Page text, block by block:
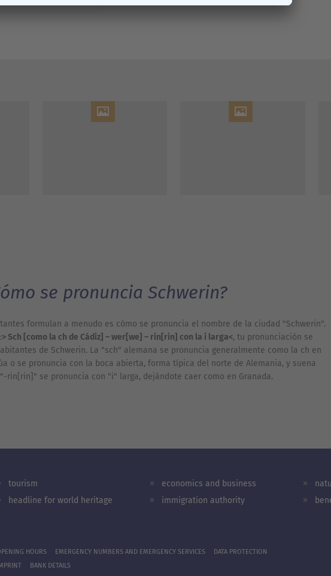
se pronuncia Schwerin?
formulan a menudo es cómo se pronuncia el nombre de la ciudad "Schwerin".
> Sch [como la ch de Cádiz] – wer[we] – rin[rin] con la i larga<, tu pronunciación se
de Schwerin. La "sch" alemana se pronuncia generalmente como la ch en
o se pronuncia con la boca abierta, forma típica del norte de Alemania, y suena
rin[rin]" se pronuncia con "i" larga, dejándote caer como en Granada.
tourism
headline for world heritage
economics and business
immigration authority
HOURS EMERGENCY NUMBERS AND EMERGENCY SERVICES
DATA PROTECTION
BANK DETAILS